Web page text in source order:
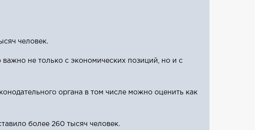
человек.
не только с экономических позиций, но и с
органа в том числе можно оценить как
более 260 тысяч человек.